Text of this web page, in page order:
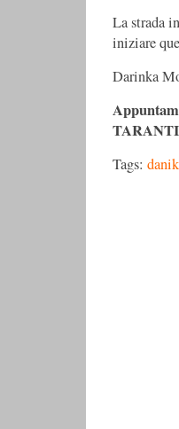
La strada
iniziare
Darinka
Tags: